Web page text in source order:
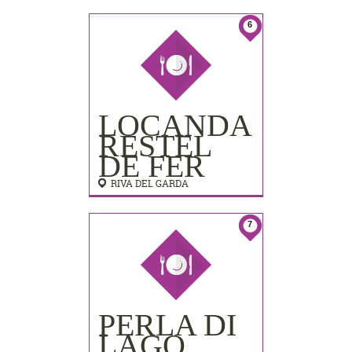
LIDO
PALACE) 6
LOCANDA
RESTEL
DE FER
RIVA DEL GARDA
7
PERLA DI